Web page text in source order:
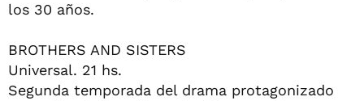
los 30 años.
BROTHERS AND SISTERS
Universal. 21 hs.
Segunda temporada del drama protagonizado